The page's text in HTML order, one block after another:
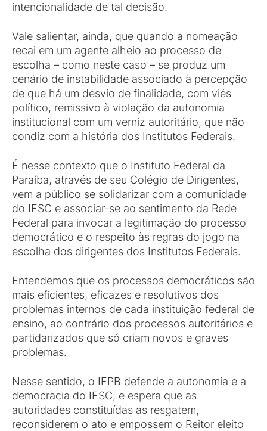
intencionalidade de tal decisão.
Vale salientar, ainda, que quando a nomeação
recai em um agente alheio ao processo de
escolha – como neste caso – se produz um
cenário de instabilidade associado à percepção
de que há um desvio de finalidade, com viés
político, remissivo à violação da autonomia
institucional com um verniz autoritário, que não
condiz com a história dos Institutos Federais.
É nesse contexto que o Instituto Federal da
Paraíba, através de seu Colégio de Dirigentes,
vem a público se solidarizar com a comunidade
do IFSC e associar-se ao sentimento da Rede
Federal para invocar a legitimação do processo
democrático e o respeito às regras do jogo na
escolha dos dirigentes dos Institutos Federais.
Entendemos que os processos democráticos são
mais eficientes, eficazes e resolutivos dos
problemas internos de cada instituição federal de
ensino, ao contrário dos processos autoritários e
partidarizados que só criam novos e graves
problemas.
Nesse sentido, o IFPB defende a autonomia e a
democracia do IFSC, e espera que as
autoridades constituídas as resgatem,
reconsiderem o ato e empossem o Reitor eleito